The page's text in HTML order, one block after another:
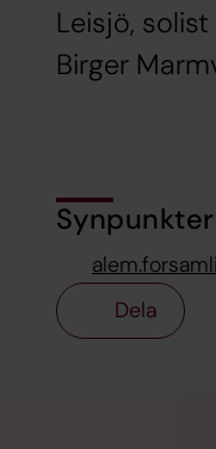
Leisjö,
Birger
Dela